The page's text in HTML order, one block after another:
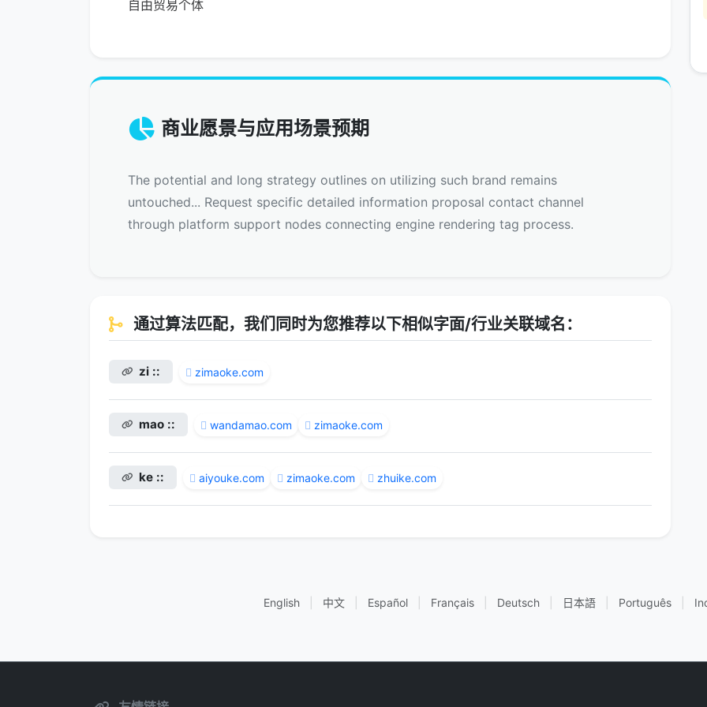
自由贸易个体
商业愿景与应用场景预期
The potential and long strategy outlines on utilizing such brand remains
untouched... Request specific detailed information proposal contact channel
through platform support nodes connecting engine rendering tag process.
通过算法匹配，我们同时为您推荐以下相似字面/行业关联域名：
zi :: zimaoke.com
mao :: wandamao.com zimaoke.com
ke :: aiyouke.com zimaoke.com zhuike.com
English 中文 Español Français Deutsch 日本語 Português